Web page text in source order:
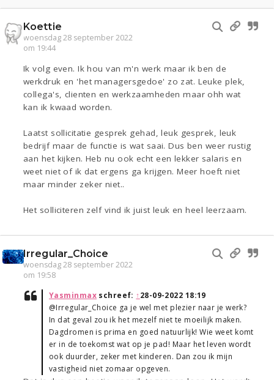
Koettie
woensdag 28 september 2022
om 19:44
Ik volg even. Ik hou van m'n werk maar ik ben de
werkdruk en 'het managersgedoe' zo zat. Leuke plek,
collega's, clienten en werkzaamheden maar ohh wat
kan ik kwaad worden.
Laatst sollicitatie gesprek gehad, leuk gesprek, leuk
bedrijf maar de functie is wat saai. Dus ben weer rustig
aan het kijken. Heb nu ook echt een lekker salaris en
weet niet of ik dat ergens ga krijgen. Meer hoeft niet
maar minder zeker niet..
Het solliciteren zelf vind ik juist leuk en heel leerzaam.
Irregular_Choice
woensdag 28 september 2022
om 19:58
Yasminmaxschreef: ↑28-09-2022 18:19
@Irregular_Choice ga je wel met plezier naar je werk?
In dat geval zou ik het mezelf niet te moeilijk maken.
Dagdromen is prima en goed natuurlijk! Wie weet komt
er in de toekomst wat op je pad! Maar het leven wordt
ook duurder, zeker met kinderen. Dan zou ik mijn
vastigheid niet zomaar opgeven.